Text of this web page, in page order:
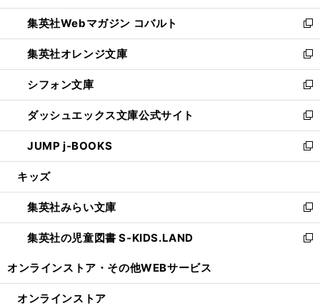
開
く
ウ
で
開
く
ン
ド
ウ
で
開
く
ウ
ィ
ン
ド
ウ
で
開
く
集英社Webマガジン コバルト
新
し
い
ウ
ィ
ン
ド
ウ
で
開
集英社オレンジ文庫
新
し
い
ウ
ィ
ン
ド
ウ
開
く
シフォン文庫
新
し
い
ウ
ィ
ン
ウ
で
開
く
ダッシュエックス文庫公式サイト
新
し
い
ウ
ン
ド
ウ
で
JUMP j-BOOKS
新
し
ウ
ィ
ン
ド
開
キッズ
集英社みらい文庫
新
し
い
ン
集英社の児童図書 S-KIDS.LAND
新
ウ
オンラインストア・ その他WEBサービス
オンラインストア